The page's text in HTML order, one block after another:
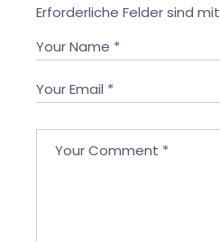
Erforderliche Felder sind mit